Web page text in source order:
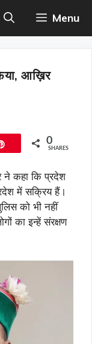
Menu
आख़िर
0
SHARES
ने कहा कि प्रदेश
में सक्रिय हैं।
को भी नहीं
का इन्हें संरक्षण